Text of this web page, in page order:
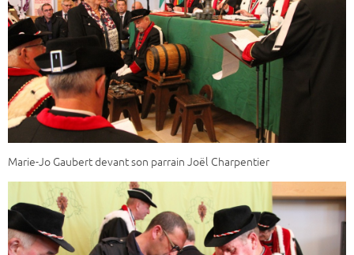
Marie-Jo Gaubert devant son parrain Joël Charpentier